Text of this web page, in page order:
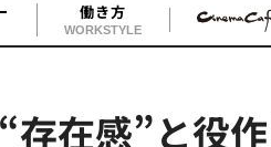
働き方
WORKSTYLE
在感”と役